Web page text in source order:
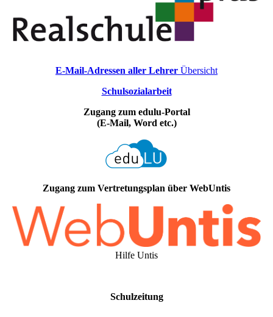
E-Mail-Adressen aller Lehrer Übersicht
Schulsozialarbeit
Zugang zum edulu-Portal
(E-Mail, Word etc.)
Zugang zum Vertretungsplan über WebUntis
Hilfe Untis
Schulzeitung